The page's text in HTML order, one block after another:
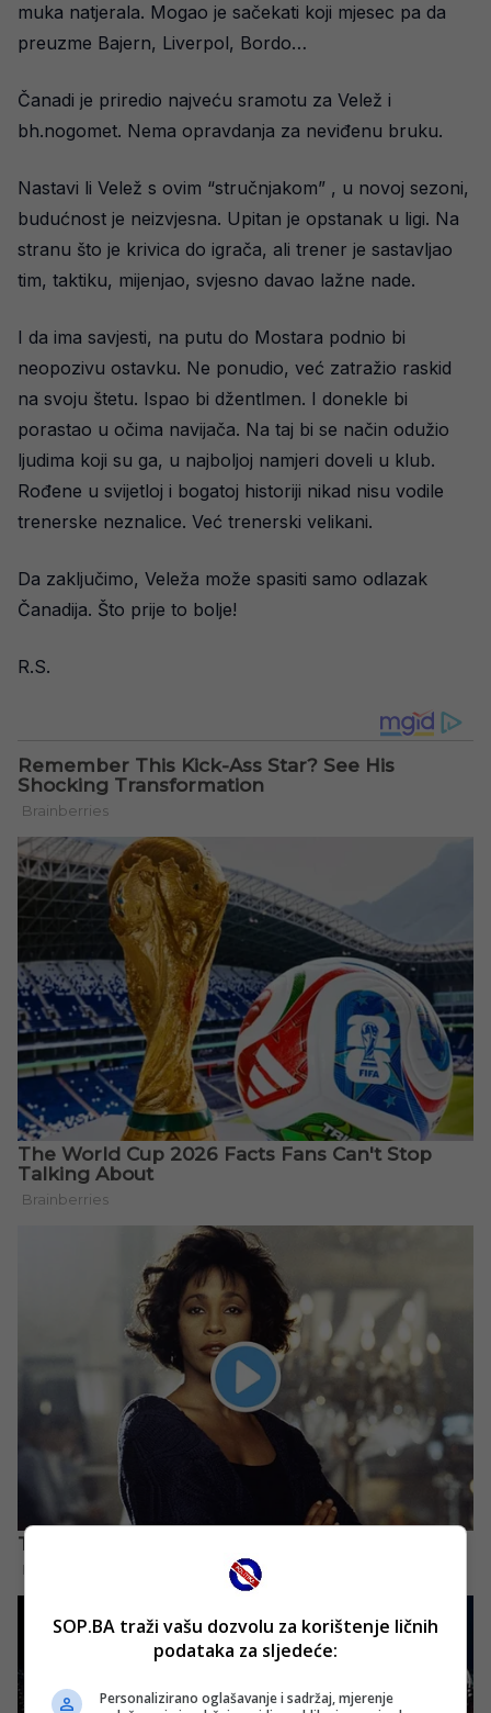
muka natjerala. Mogao je sačekati koji mjesec pa da
preuzme Bajern, Liverpol, Bordo…
Čanadi je priredio najveću sramotu za Velež i
bh.nogomet. Nema opravdanja za neviđenu bruku.
Nastavi li Velež s ovim “stručnjakom” , u novoj sezoni,
budućnost je neizvjesna. Upitan je opstanak u ligi. Na
stranu što je krivica do igrača, ali trener je sastavljao
tim, taktiku, mijenjao, svjesno davao lažne nade.
I da ima savjesti, na putu do Mostara podnio bi
neopozivu ostavku. Ne ponudio, već zatražio raskid
na svoju štetu. Ispao bi džentlmen. I donekle bi
porastao u očima navijača. Na taj bi se način odužio
ljudima koji su ga, u najboljoj namjeri doveli u klub.
Rođene u svijetloj i bogatoj historiji nikad nisu vodile
trenerske neznalice. Već trenerski velikani.
Da zaključimo, Veleža može spasiti samo odlazak
Čanadija. Što prije to bolje!
R.S.
SOP.BA traži vašu dozvolu za korištenje ličnih
podataka za sljedeće:
Personalizirano oglašavanje i sadržaj, mjerenje